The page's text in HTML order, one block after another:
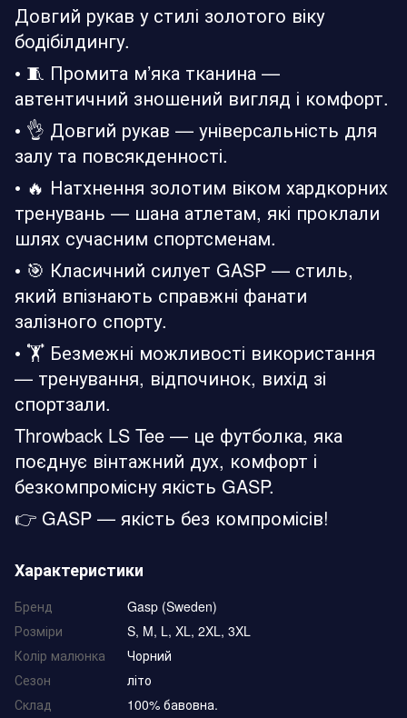
Довгий рукав у стилі золотого віку
бодібілдингу.
• 🧵 Промита м’яка тканина —
автентичний зношений вигляд і комфорт.
• 👌 Довгий рукав — універсальність для
залу та повсякденності.
• 🔥 Натхнення золотим віком хардкорних
тренувань — шана атлетам, які проклали
шлях сучасним спортсменам.
• 🎯 Класичний силует GASP — стиль,
який впізнають справжні фанати
залізного спорту.
• 🏋️ Безмежні можливості використання
— тренування, відпочинок, вихід зі
спортзали.
Throwback LS Tee — це футболка, яка
поєднує вінтажний дух, комфорт і
безкомпромісну якість GASP.
👉 GASP — якість без компромісів!
Характеристики
Бренд
Gasp (Sweden)
Розміри
S, M, L, XL, 2XL, 3XL
Колір малюнка
Чорний
Сезон
літо
Склад
100% бавовна.